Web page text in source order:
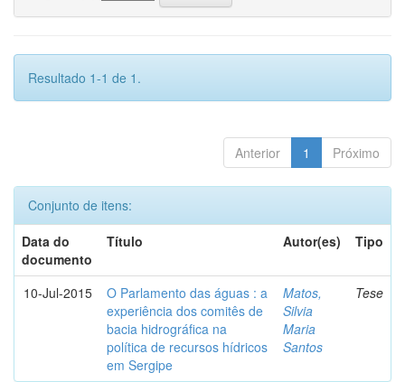
Resultado 1-1 de 1.
Anterior 1 Próximo
Conjunto de itens:
Data do
documento
Título Autor(es) Tipo
10-Jul-2015
O Parlamento das águas : a
experiência dos comitês de
bacia hidrográfica na
política de recursos hídricos
em Sergipe
Matos,
Silvia
Maria
Santos
Tese